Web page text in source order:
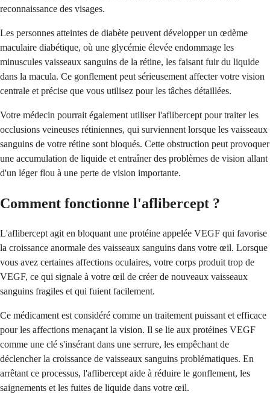
reconnaissance des visages.
Les personnes atteintes de diabète peuvent développer un œdème
maculaire diabétique, où une glycémie élevée endommage les
minuscules vaisseaux sanguins de la rétine, les faisant fuir du liquide
dans la macula. Ce gonflement peut sérieusement affecter votre vision
centrale et précise que vous utilisez pour les tâches détaillées.
Votre médecin pourrait également utiliser l'aflibercept pour traiter les
occlusions veineuses rétiniennes, qui surviennent lorsque les vaisseaux
sanguins de votre rétine sont bloqués. Cette obstruction peut provoquer
une accumulation de liquide et entraîner des problèmes de vision allant
d'un léger flou à une perte de vision importante.
Comment fonctionne l'aflibercept ?
L'aflibercept agit en bloquant une protéine appelée VEGF qui favorise
la croissance anormale des vaisseaux sanguins dans votre œil. Lorsque
vous avez certaines affections oculaires, votre corps produit trop de
VEGF, ce qui signale à votre œil de créer de nouveaux vaisseaux
sanguins fragiles et qui fuient facilement.
Ce médicament est considéré comme un traitement puissant et efficace
pour les affections menaçant la vision. Il se lie aux protéines VEGF
comme une clé s'insérant dans une serrure, les empêchant de
déclencher la croissance de vaisseaux sanguins problématiques. En
arrêtant ce processus, l'aflibercept aide à réduire le gonflement, les
saignements et les fuites de liquide dans votre œil.